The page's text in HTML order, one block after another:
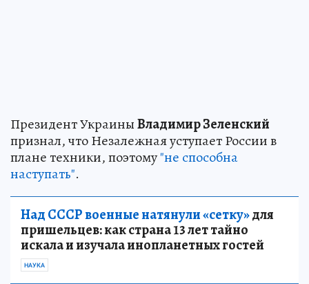
Президент УкраиныВладимир Зеленский
признал, что Незалежная уступает России в
плане техники, поэтому"не способна
наступать".
Над СССР военные натянули «сетку»для
пришельцев: как страна 13 лет тайно
искала и изучала инопланетных гостей
НАУКА